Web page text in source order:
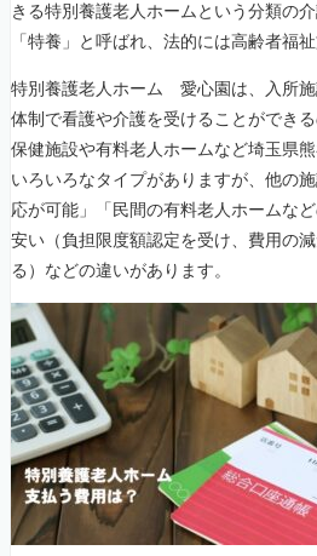
きる特別養護老人ホームという分類の
「特養」と呼ばれ、法的には高齢者福
特別養護老人ホーム 愛心園は、入所施
体制で看護や介護を受けることができ
保健施設や有料老人ホームなど埼玉県
いろいろなタイプがありますが、他の
応が可能」「民間の有料老人ホームな
安い（負担限度額認定を受け、費用の
る）などの違いがあります。